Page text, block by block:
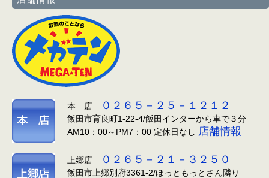
本 店 ０２６５－２５－１２１２
飯田市育良町1-22-4/飯田インターから車で３分
AM10：00～PM7：00 定休日なし 店舗情報
上郷店 ０２６５－２１－３２５０
飯田市上郷別府3361-2/ほっともっとさん隣り